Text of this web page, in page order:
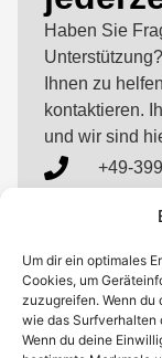
Um dir ein optimales
Cookies, um
zuzugreifen. Wenn du
wie das Surfverhalten
Wenn du deine
Haben Sie
Ihnen zu
kontaktieren.
und wir sind
+49-